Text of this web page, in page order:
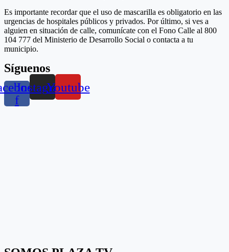
Es importante recordar que el uso de mascarilla es obligatorio en las
urgencias de hospitales públicos y privados. Por último, si ves a
alguien en situación de calle, comunícate con el Fono Calle al 800
104 777 del Ministerio de Desarrollo Social o contacta a tu
municipio.
Síguenos
f
InstagramYoutube